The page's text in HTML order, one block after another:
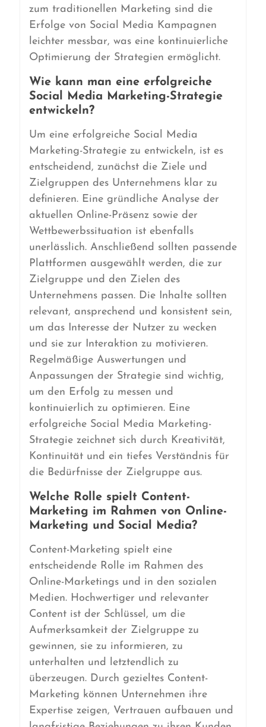
zum traditionellen Marketing sind die
Erfolge von Social Media Kampagnen
leichter messbar, was eine kontinuierliche
Optimierung der Strategien ermöglicht.
Wie kann man eine erfolgreiche
Social Media Marketing-Strategie
entwickeln?
Um eine erfolgreiche Social Media
Marketing-Strategie zu entwickeln, ist es
entscheidend, zunächst die Ziele und
Zielgruppen des Unternehmens klar zu
definieren. Eine gründliche Analyse der
aktuellen Online-Präsenz sowie der
Wettbewerbssituation ist ebenfalls
unerlässlich. Anschließend sollten passende
Plattformen ausgewählt werden, die zur
Zielgruppe und den Zielen des
Unternehmens passen. Die Inhalte sollten
relevant, ansprechend und konsistent sein,
um das Interesse der Nutzer zu wecken
und sie zur Interaktion zu motivieren.
Regelmäßige Auswertungen und
Anpassungen der Strategie sind wichtig,
um den Erfolg zu messen und
kontinuierlich zu optimieren. Eine
erfolgreiche Social Media Marketing-
Strategie zeichnet sich durch Kreativität,
Kontinuität und ein tiefes Verständnis für
die Bedürfnisse der Zielgruppe aus.
Welche Rolle spielt Content-
Marketing im Rahmen von Online-
Marketing und Social Media?
Content-Marketing spielt eine
entscheidende Rolle im Rahmen des
Online-Marketings und in den sozialen
Medien. Hochwertiger und relevanter
Content ist der Schlüssel, um die
Aufmerksamkeit der Zielgruppe zu
gewinnen, sie zu informieren, zu
unterhalten und letztendlich zu
überzeugen. Durch gezieltes Content-
Marketing können Unternehmen ihre
Expertise zeigen, Vertrauen aufbauen und